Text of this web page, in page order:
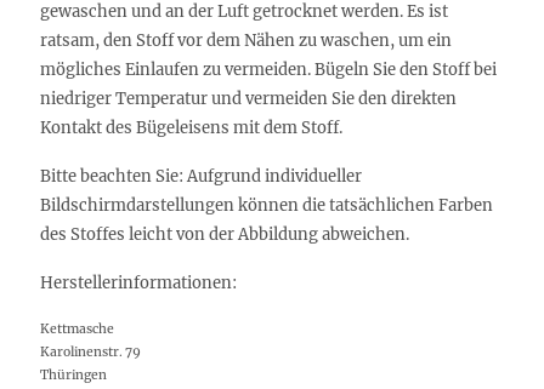
gewaschen und an der Luft getrocknet werden. Es ist
ratsam, den Stoff vor dem Nähen zu waschen, um ein
mögliches Einlaufen zu vermeiden. Bügeln Sie den Stoff bei
niedriger Temperatur und vermeiden Sie den direkten
Kontakt des Bügeleisens mit dem Stoff.
Bitte beachten Sie: Aufgrund individueller
Bildschirmdarstellungen können die tatsächlichen Farben
des Stoffes leicht von der Abbildung abweichen.
Herstellerinformationen:
Kettmasche
Karolinenstr. 79
Thüringen